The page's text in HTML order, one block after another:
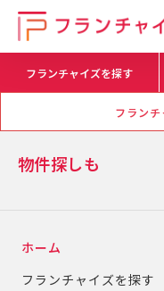
フランチャイズを探す
フラン
物件探しも
ホーム
フランチャイズを探す